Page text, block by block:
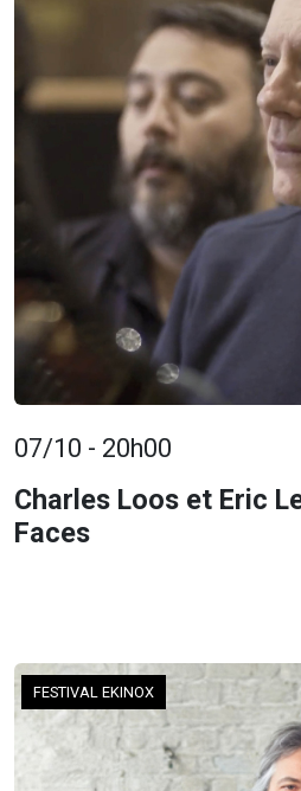
07/10 - 20h00
Charles Loos et Eric
Faces
FESTIVAL EKINOX